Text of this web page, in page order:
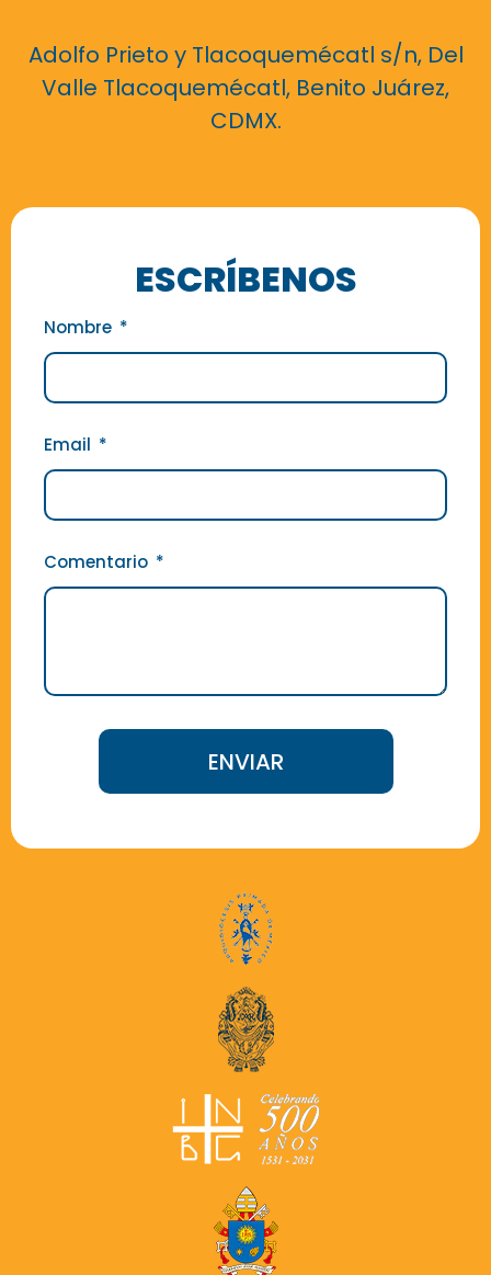
Adolfo Prieto y Tlacoquemécatl s/n, Del
Valle Tlacoquemécatl, Benito Juárez,
CDMX.
ESCRÍBENOS
Nombre
Email
Comentario
ENVIAR